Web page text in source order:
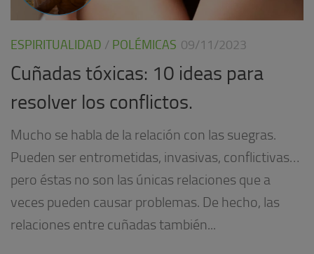
ESPIRITUALIDAD / POLÉMICAS 09/11/2023
Cuñadas tóxicas: 10 ideas para
resolver los conflictos.
Mucho se habla de la relación con las suegras.
Pueden ser entrometidas, invasivas, conflictivas…
pero éstas no son las únicas relaciones que a
veces pueden causar problemas. De hecho, las
relaciones entre cuñadas también...